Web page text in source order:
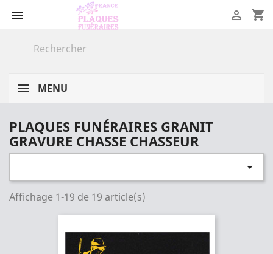
 shopping_cart

MENU
PLAQUES FUNÉRAIRES GRANIT
GRAVURE CHASSE CHASSEUR

Affichage 1-19 de 19 article(s)